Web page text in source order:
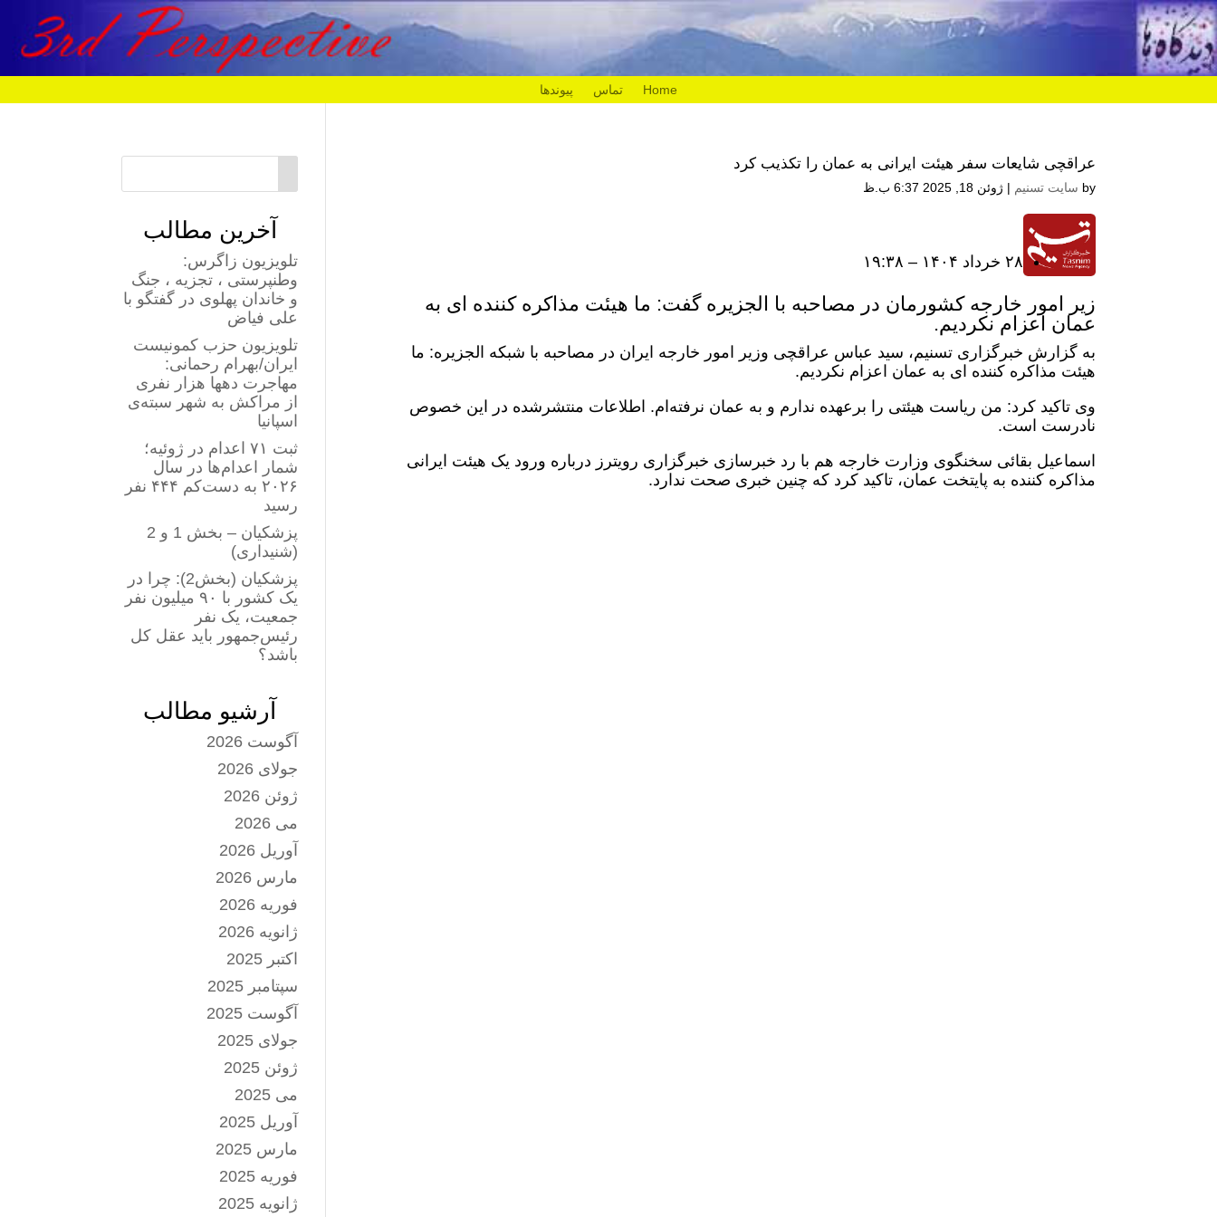
Home تماس پیوندها
عراقچی شایعات سفر هیئت ایرانی به عمان را تکذیب کرد
by سایت تسنیم |ژوئن 18, 2025 6:37 ب.ظ
۲۸ خرداد ۱۴۰۴ – ۱۹:۳۸
زیر امور خارجه کشورمان در مصاحبه با الجزیره گفت: ما هیئت مذاکره کننده ای به
عمان اعزام نکردیم.
به گزارش خبرگزاری تسنیم، سید عباس عراقچی وزیر امور خارجه ایران در مصاحبه با شبکه الجزیره: ما
هیئت مذاکره کننده ای به عمان اعزام نکردیم.
وی تاکید کرد: من ریاست هیئتی را برعهده ندارم و به عمان نرفته‌‌ام. اطلاعات منتشرشده در این خصوص
نادرست است.
اسماعیل بقائی سخنگوی وزارت خارجه هم با رد خبرسازی خبرگزاری رویترز درباره ورود یک هیئت ایرانی
مذاکره کننده به پایتخت عمان، تاکید کرد که چنین خبری صحت ندارد.
آخرین مطالب
تلویزیون زاگرس:
وطنپرستی ، تجزیه ، جنگ
و خاندان پهلوی در گفتگو با
علی فیاض
تلویزیون حزب کمونیست
ایران/بهرام رحمانی:
مهاجرت دهها هزار نفری
از مراکش به شهر سبته‌ی
اسپانیا
ثبت ۷۱ اعدام در ژوئیه؛
شمار اعدام‌ها در سال
۲۰۲۶ به دست‌کم ۴۴۴ نفر
رسید
پزشکیان – بخش 1 و 2
(شنیداری)
پزشکیان (بخش2): چرا در
یک کشور با ۹۰ میلیون نفر
جمعیت، یک نفر
رئیس‌جمهور باید عقل کل
باشد؟
آرشیو مطالب
آگوست 2026
جولای 2026
ژوئن 2026
می 2026
آوریل 2026
مارس 2026
فوریه 2026
ژانویه 2026
اکتبر 2025
سپتامبر 2025
آگوست 2025
جولای 2025
ژوئن 2025
می 2025
آوریل 2025
مارس 2025
فوریه 2025
ژانویه 2025